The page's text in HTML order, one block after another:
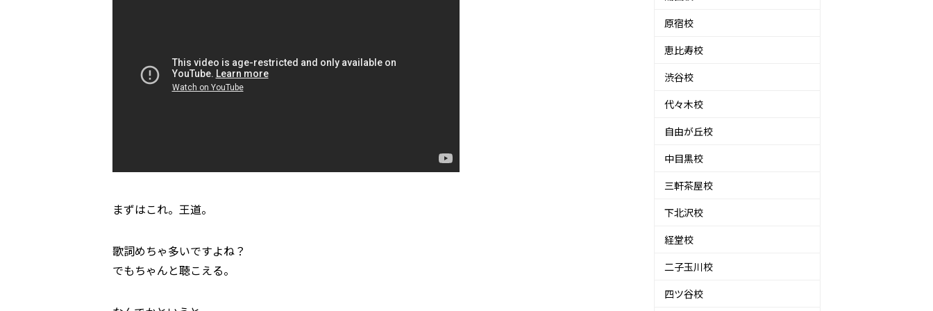
まずはこれ。王道。
歌詞めちゃ多いですよね？
でもちゃんと聴こえる。
原宿校
恵比寿校
渋谷校
代々木校
自由が丘校
中目黒校
三軒茶屋校
下北沢校
経堂校
二子玉川校
四ツ谷校